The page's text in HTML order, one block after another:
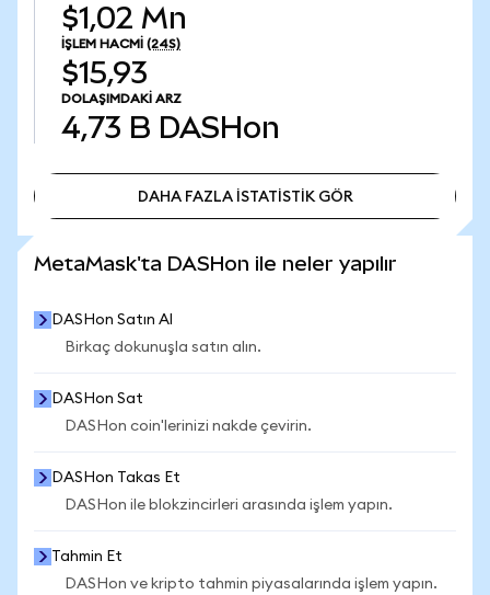
$1,02 Mn
İŞLEM HACMI (24S)
$15,93
DOLAŞIMDAKI ARZ
4,73 B DASHon
DAHA FAZLA İSTATİSTİK GÖR
MetaMask'ta DASHon ile neler yapılır
DASHon Satın Al
Birkaç dokunuşla satın alın.
DASHon Sat
DASHon coin'lerinizi nakde çevirin.
DASHon Takas Et
DASHon ile blokzincirleri arasında işlem yapın.
Tahmin Et
DASHon ve kripto tahmin piyasalarında işlem yapın.